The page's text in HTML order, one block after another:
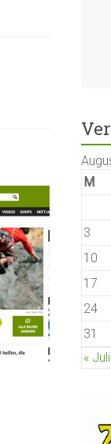
M
3
10
17
24
31
« Juli